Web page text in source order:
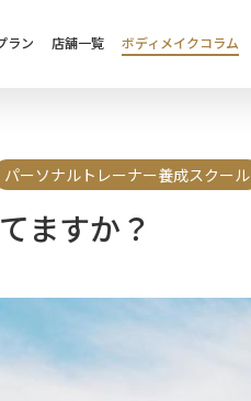
ラン 店舗一覧 ボディメイクコラム
パーソナルトレーナー養成スクール
ますか？